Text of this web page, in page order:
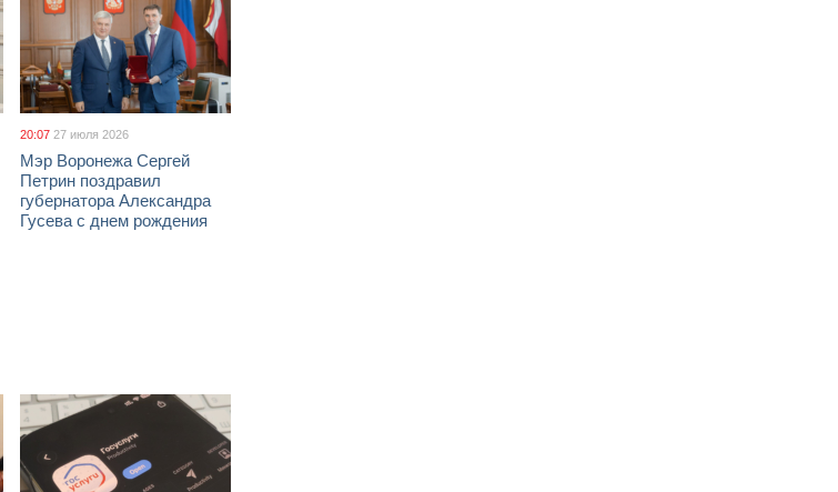
20:07 27 июля 2026
Мэр Воронежа Сергей
Петрин поздравил
губернатора Александра
Гусева с днем рождения